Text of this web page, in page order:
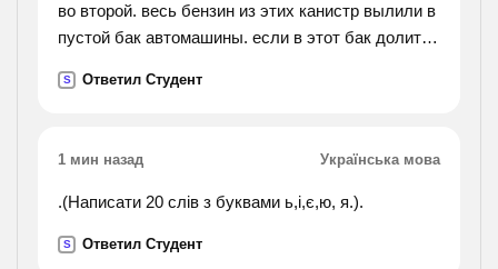
во второй. весь бензин из этих канистр вылили в
пустой бак автомашины. если в этот бак долить
сколько литров бензина было в каждой
S Ответил Студент
1 мин назад Українська мова
.(Написати 20 слів з буквами ь,і,є,ю, я.).
S Ответил Студент